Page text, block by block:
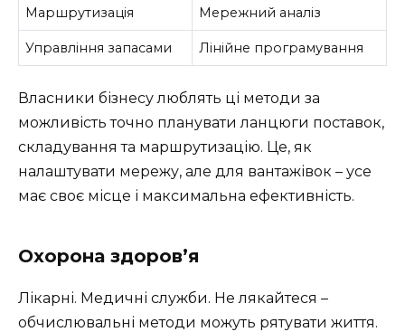
Маршрутизація Мережний аналіз
Управління запасами Лінійне програмування
Власники бізнесу люблять ці методи за
можливість точно планувати ланцюги поставок,
складування та маршрутизацію. Це, як
налаштувати мережу, але для вантажівок – усе
має своє місце і максимальна ефективність.
Охорона здоров’я
Лікарні. Медичні служби. Не лякайтеся –
обчислювальні методи можуть рятувати життя.